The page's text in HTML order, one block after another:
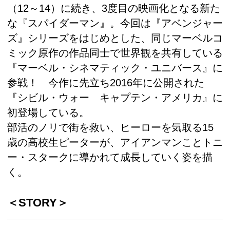
（12～14）に続き、3度目の映画化となる新た
な『スパイダーマン』。今回は『アベンジャー
ズ』シリーズをはじめとした、同じマーベルコ
ミック原作の作品同士で世界観を共有している
『マーベル・シネマティック・ユニバース』に
参戦！ 今作に先立ち2016年に公開された
『シビル・ウォー キャプテン・アメリカ』に
初登場している。
部活のノリで街を救い、ヒーローを気取る15
歳の高校生ピーターが、アイアンマンことトニ
ー・スタークに導かれて成長していく姿を描
く。
＜STORY＞